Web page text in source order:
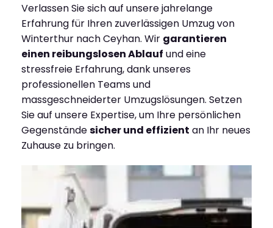
Verlassen Sie sich auf unsere jahrelange
Erfahrung für Ihren zuverlässigen Umzug von
Winterthur nach Ceyhan. Wir garantieren
einen reibungslosen Ablauf und eine
stressfreie Erfahrung, dank unseres
professionellen Teams und
massgeschneiderter Umzugslösungen. Setzen
Sie auf unsere Expertise, um Ihre persönlichen
Gegenständesicher und effizient an Ihr neues
Zuhause zu bringen.